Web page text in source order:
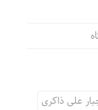
علی ذاکری